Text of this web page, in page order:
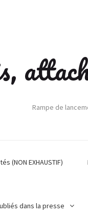
Rampe de
(NON EXHAUSTIF)
dans la presse